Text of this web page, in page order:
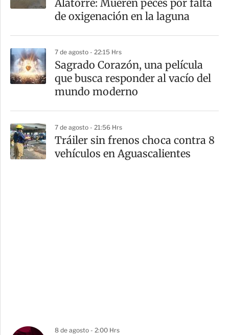
Alatorre: Mueren peces por falta
de oxigenación en la laguna
7 de agosto - 22:15 Hrs
Sagrado Corazón, una película
que busca responder al vacío del
mundo moderno
7 de agosto - 21:56 Hrs
Tráiler sin frenos choca contra 8
vehículos en Aguascalientes
8 de agosto - 2:00 Hrs